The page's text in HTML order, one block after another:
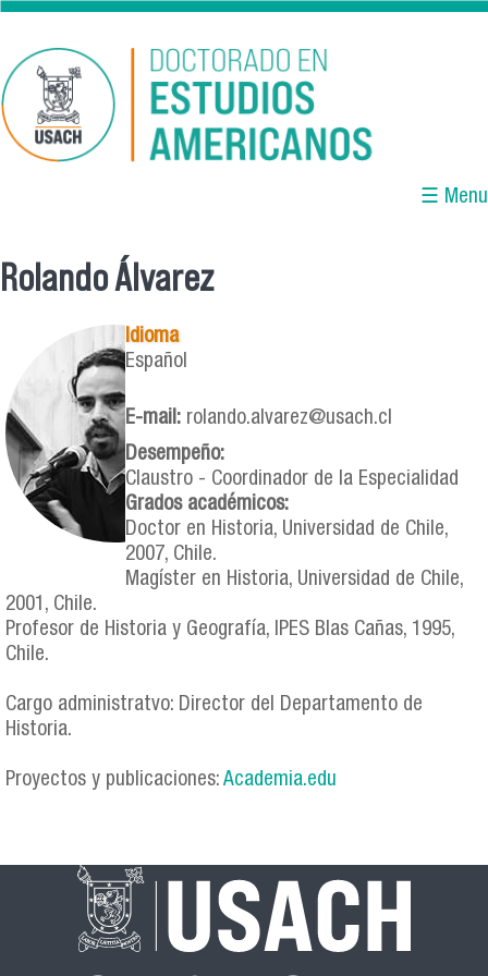
Pasar al contenido principal
☰ Menu
Rolando Álvarez
Idioma
Español
E-mail: rolando.alvarez@usach.cl
Desempeño:
Claustro - Coordinador de la Especialidad
Grados académicos:
Doctor en Historia, Universidad de Chile,
2007, Chile.
Magíster en Historia, Universidad de Chile,
2001, Chile.
Profesor de Historia y Geografía, IPES Blas Cañas, 1995,
Chile.
Cargo administratvo: Director del Departamento de
Historia.
Proyectos y publicaciones: Academia.edu